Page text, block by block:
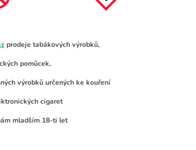
prodeje tabákových výrobků,
pomůcek,
výrobků určených ke kouření
cigaret
mladším 18-ti let